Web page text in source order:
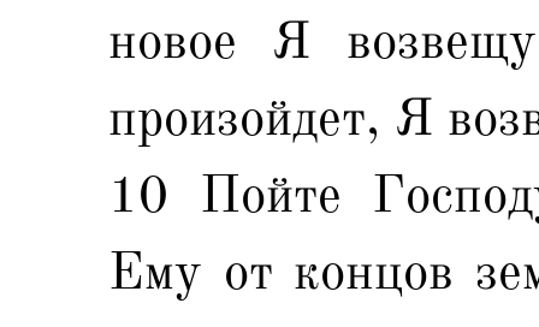
новое Я
произойдет, Я
10 Пойте
Ему от концов